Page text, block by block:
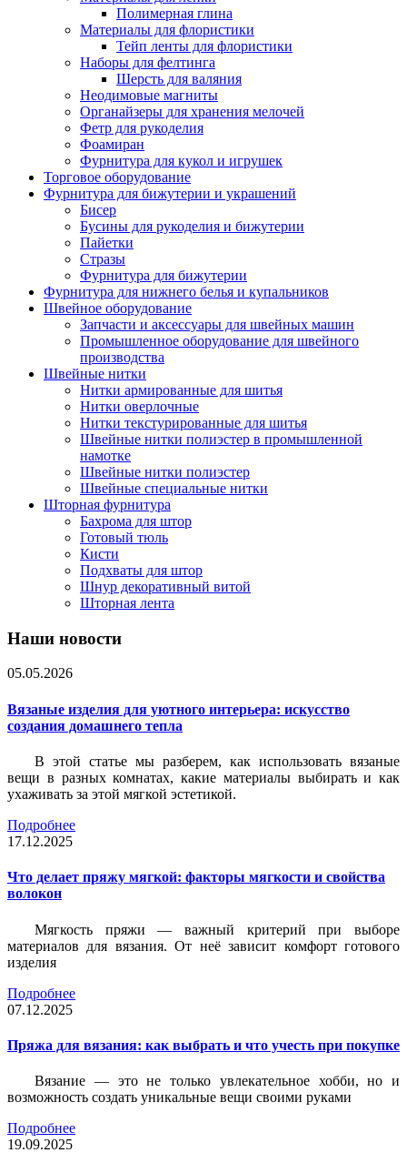
Полимерная глина
Материалы для флористики
Тейп ленты для флористики
Наборы для фелтинга
Шерсть для валяния
Неодимовые магниты
Органайзеры для хранения мелочей
Фетр для рукоделия
Фоамиран
Фурнитура для кукол и игрушек
Торговое оборудование
Фурнитура для бижутерии и украшений
Бисер
Бусины для рукоделия и бижутерии
Пайетки
Стразы
Фурнитура для бижутерии
Фурнитура для нижнего белья и купальников
Швейное оборудование
Запчасти и аксессуары для швейных машин
Промышленное оборудование для швейного
производства
Швейные нитки
Нитки армированные для шитья
Нитки оверлочные
Нитки текстурированные для шитья
Швейные нитки полиэстер в промышленной
намотке
Швейные нитки полиэстер
Швейные специальные нитки
Шторная фурнитура
Бахрома для штор
Готовый тюль
Кисти
Подхваты для штор
Шнур декоративный витой
Шторная лента
Наши новости
05.05.2026
Вязаные изделия для уютного интерьера: искусство
создания домашнего тепла
В этой статье мы разберем, как использовать вязаные
вещи в разных комнатах, какие материалы выбирать и как
ухаживать за этой мягкой эстетикой.
Подробнее
17.12.2025
Что делает пряжу мягкой: факторы мягкости и свойства
волокон
Мягкость пряжи — важный критерий при выборе
материалов для вязания. От неё зависит комфорт готового
изделия
Подробнее
07.12.2025
Пряжа для вязания: как выбрать и что учесть при покупке
Вязание — это не только увлекательное хобби, но и
возможность создать уникальные вещи своими руками
Подробнее
19.09.2025